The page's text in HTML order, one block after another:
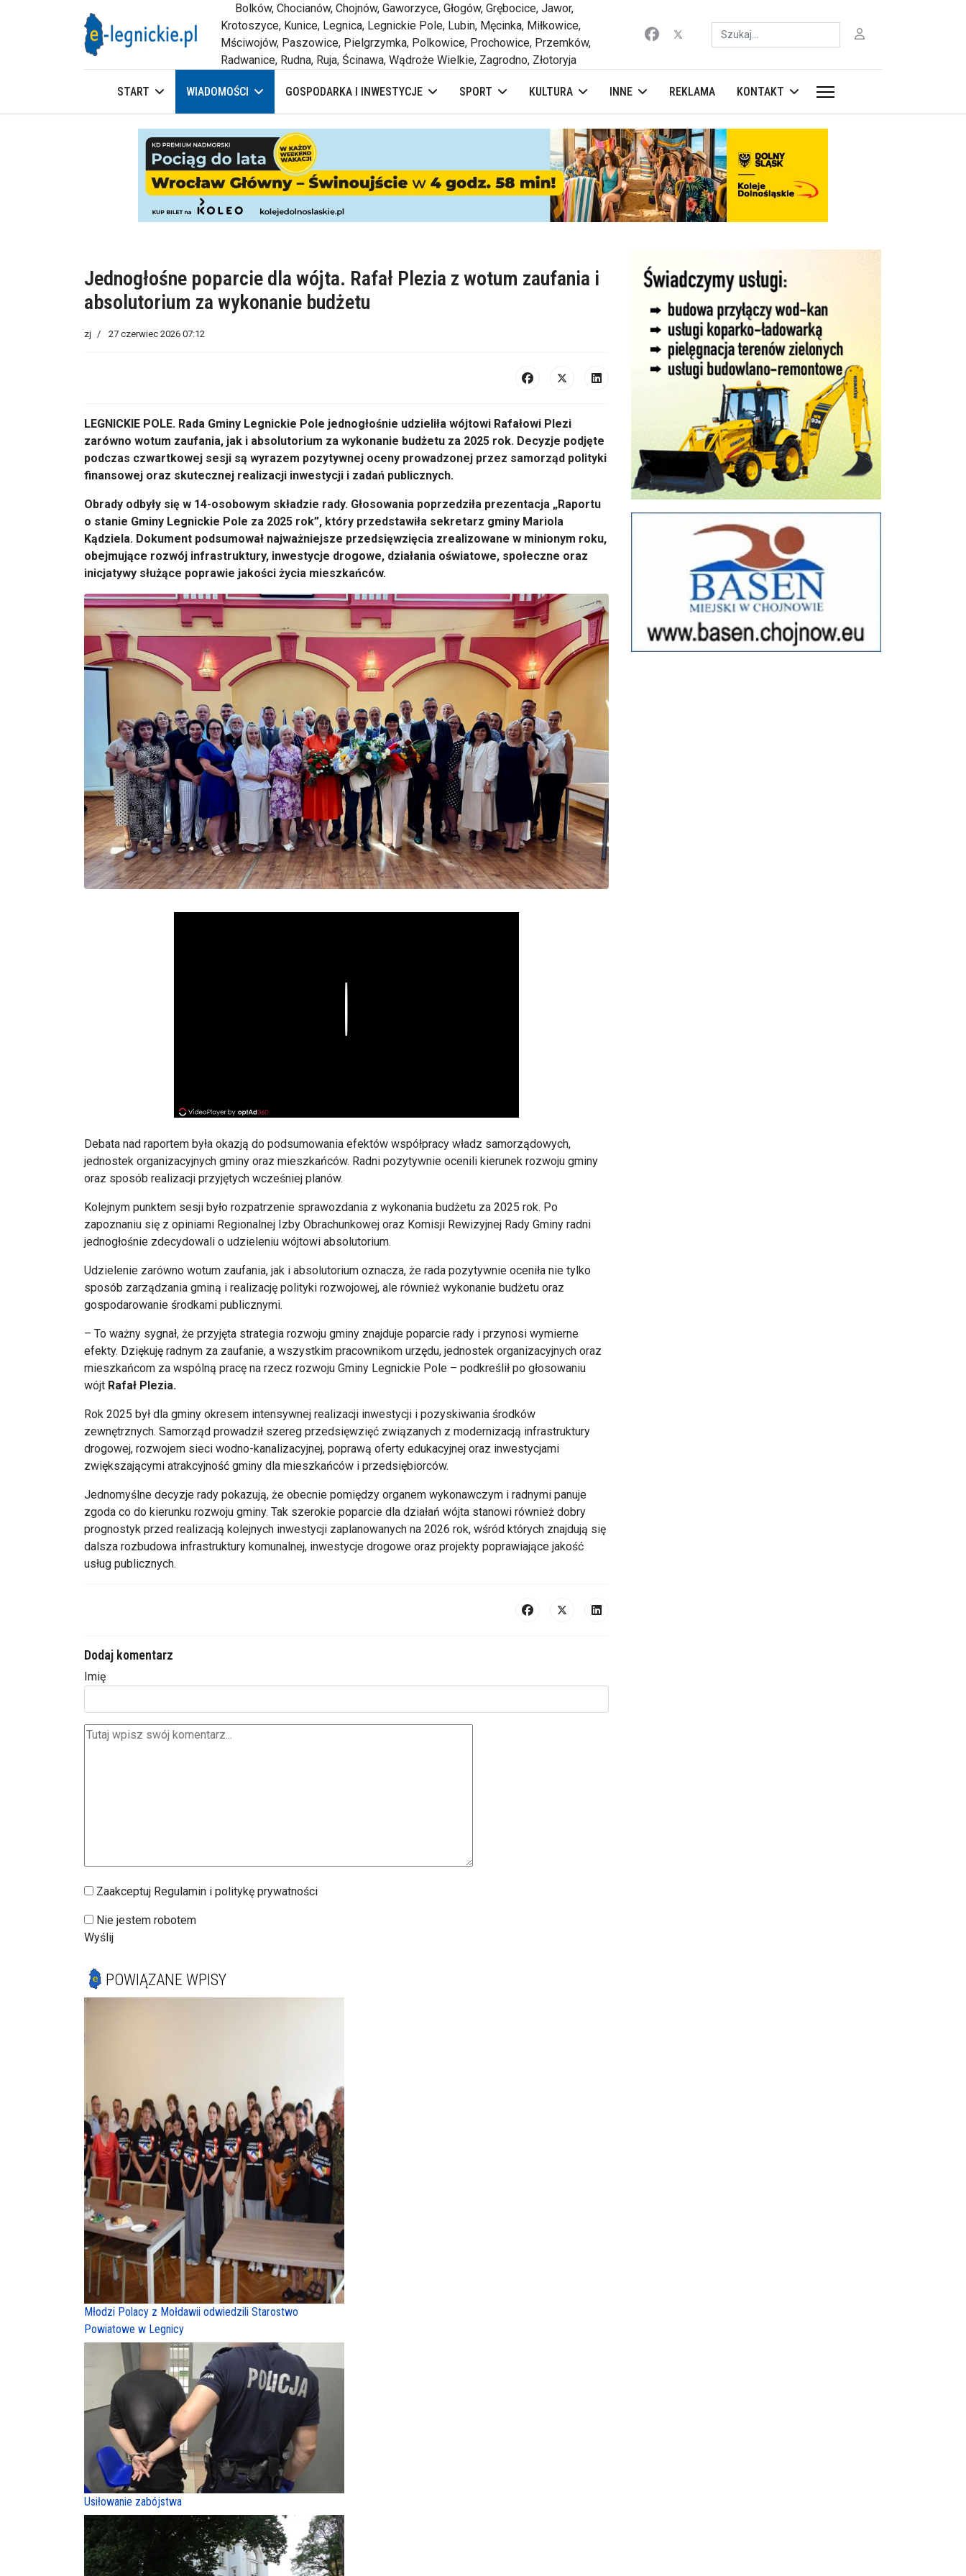
Bolków, Chocianów, Chojnów, Gaworzyce, Głogów, Grębocice, Jawor,
Krotoszyce, Kunice, Legnica, Legnickie Pole, Lubin, Męcinka, Miłkowice,
Mściwojów, Paszowice, Pielgrzymka, Polkowice, Prochowice, Przemków,
Radwanice, Rudna, Ruja, Ścinawa, Wądroże Wielkie, Zagrodno, Złotoryja
Szukaj
START WIADOMOŚCI GOSPODARKA I INWESTYCJE SPORT KULTURA INNE REKLAMA KONTAKT
Jednogłośne poparcie dla wójta. Rafał Plezia z wotum zaufania i
absolutorium za wykonanie budżetu
zj 27 czerwiec 2026 07:12
LEGNICKIE POLE. Rada Gminy Legnickie Pole jednogłośnie udzieliła wójtowi Rafałowi Plezi
zarówno wotum zaufania, jak i absolutorium za wykonanie budżetu za 2025 rok. Decyzje podjęte
podczas czwartkowej sesji są wyrazem pozytywnej oceny prowadzonej przez samorząd polityki
finansowej oraz skutecznej realizacji inwestycji i zadań publicznych.
Obrady odbyły się w 14-osobowym składzie rady. Głosowania poprzedziła prezentacja „Raportu
o stanie Gminy Legnickie Pole za 2025 rok”, który przedstawiła sekretarz gminy Mariola
Kądziela. Dokument podsumował najważniejsze przedsięwzięcia zrealizowane w minionym roku,
obejmujące rozwój infrastruktury, inwestycje drogowe, działania oświatowe, społeczne oraz
inicjatywy służące poprawie jakości życia mieszkańców.
Debata nad raportem była okazją do podsumowania efektów współpracy władz samorządowych,
jednostek organizacyjnych gminy oraz mieszkańców. Radni pozytywnie ocenili kierunek rozwoju gminy
oraz sposób realizacji przyjętych wcześniej planów.
Kolejnym punktem sesji było rozpatrzenie sprawozdania z wykonania budżetu za 2025 rok. Po
zapoznaniu się z opiniami Regionalnej Izby Obrachunkowej oraz Komisji Rewizyjnej Rady Gminy radni
jednogłośnie zdecydowali o udzieleniu wójtowi absolutorium.
Udzielenie zarówno wotum zaufania, jak i absolutorium oznacza, że rada pozytywnie oceniła nie tylko
sposób zarządzania gminą i realizację polityki rozwojowej, ale również wykonanie budżetu oraz
gospodarowanie środkami publicznymi.
– To ważny sygnał, że przyjęta strategia rozwoju gminy znajduje poparcie rady i przynosi wymierne
efekty. Dziękuję radnym za zaufanie, a wszystkim pracownikom urzędu, jednostek organizacyjnych oraz
mieszkańcom za wspólną pracę na rzecz rozwoju Gminy Legnickie Pole – podkreślił po głosowaniu
wójt Rafał Plezia.
Rok 2025 był dla gminy okresem intensywnej realizacji inwestycji i pozyskiwania środków
zewnętrznych. Samorząd prowadził szereg przedsięwzięć związanych z modernizacją infrastruktury
drogowej, rozwojem sieci wodno-kanalizacyjnej, poprawą oferty edukacyjnej oraz inwestycjami
zwiększającymi atrakcyjność gminy dla mieszkańców i przedsiębiorców.
Jednomyślne decyzje rady pokazują, że obecnie pomiędzy organem wykonawczym i radnymi panuje
zgoda co do kierunku rozwoju gminy. Tak szerokie poparcie dla działań wójta stanowi również dobry
prognostyk przed realizacją kolejnych inwestycji zaplanowanych na 2026 rok, wśród których znajdują się
dalsza rozbudowa infrastruktury komunalnej, inwestycje drogowe oraz projekty poprawiające jakość
usług publicznych.
Dodaj komentarz
Imię
Zaakceptuj Regulamin i politykę prywatności
Nie jestem robotem
Wyślij
POWIĄZANE WPISY
Młodzi Polacy z Mołdawii odwiedzili Starostwo
Powiatowe w Legnicy
Usiłowanie zabójstwa